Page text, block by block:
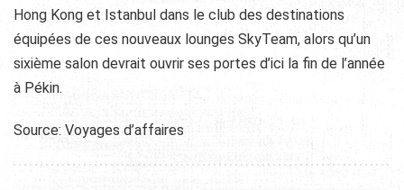
Hong Kong et Istanbul dans le club des destinations
équipées de ces nouveaux lounges SkyTeam, alors qu’un
sixième salon devrait ouvrir ses portes d’ici la fin de l’année
à Pékin.
Source: Voyages d’affaires